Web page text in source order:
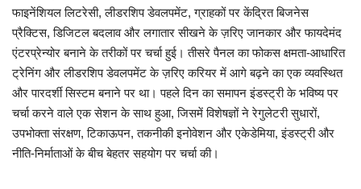
फाइनेंशियल लिटरेसी, लीडरशिप डेवलपमेंट, ग्राहकों पर केंद्रित बिजनेस
प्रैक्टिस, डिजिटल बदलाव और लगातार सीखने के ज़रिए जानकार और फायदेमंद
एंटरप्रेन्योर बनाने के तरीकों पर चर्चा हुई। तीसरे पैनल का फोकस क्षमता-आधारित
ट्रेनिंग और लीडरशिप डेवलपमेंट के ज़रिए करियर में आगे बढ़ने का एक व्यवस्थित
और पारदर्शी सिस्टम बनाने पर था। पहले दिन का समापन इंडस्ट्री के भविष्य पर
चर्चा करने वाले एक सेशन के साथ हुआ, जिसमें विशेषज्ञों ने रेगुलेटरी सुधारों,
उपभोक्ता संरक्षण, टिकाऊपन, तकनीकी इनोवेशन और एकेडेमिया, इंडस्ट्री और
नीति-निर्माताओं के बीच बेहतर सहयोग पर चर्चा की।